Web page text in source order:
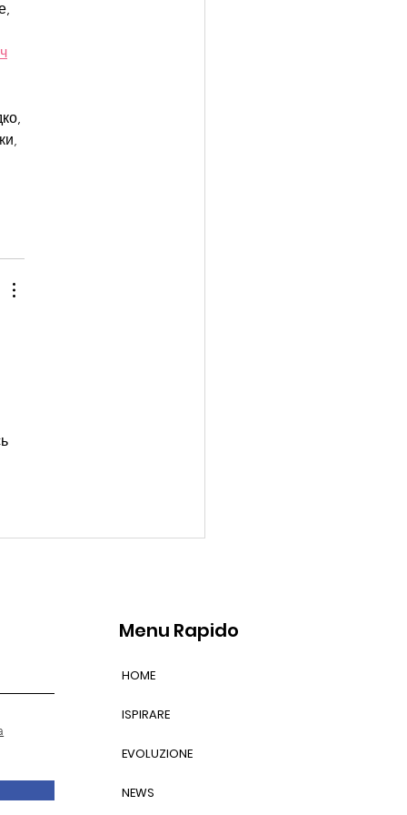
ч
Menu Rapido
HOME
ISPIRARE
EVOLUZIONE
NEWS